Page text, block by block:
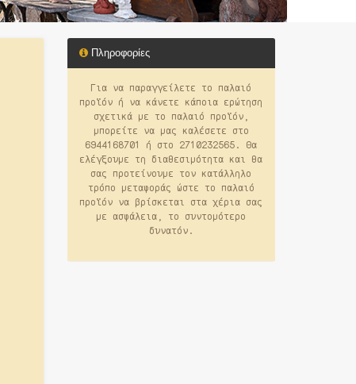
Πληροφορίες
Για να παραγγείλετε το παλαιό
προϊόν ή να κάνετε κάποια ερώτηση
σχετικά με το παλαιό προϊόν,
μπορείτε να μας καλέσετε στο
6944168701 ή στο 2710232565. Θα
ελέγξουμε τη διαθεσιμότητα και θα
σας προτείνουμε τον κατάλληλο
τρόπο μεταφοράς ώστε το παλαιό
προϊόν να βρίσκεται στα χέρια σας
με ασφάλεια, το συντομότερο
δυνατόν.